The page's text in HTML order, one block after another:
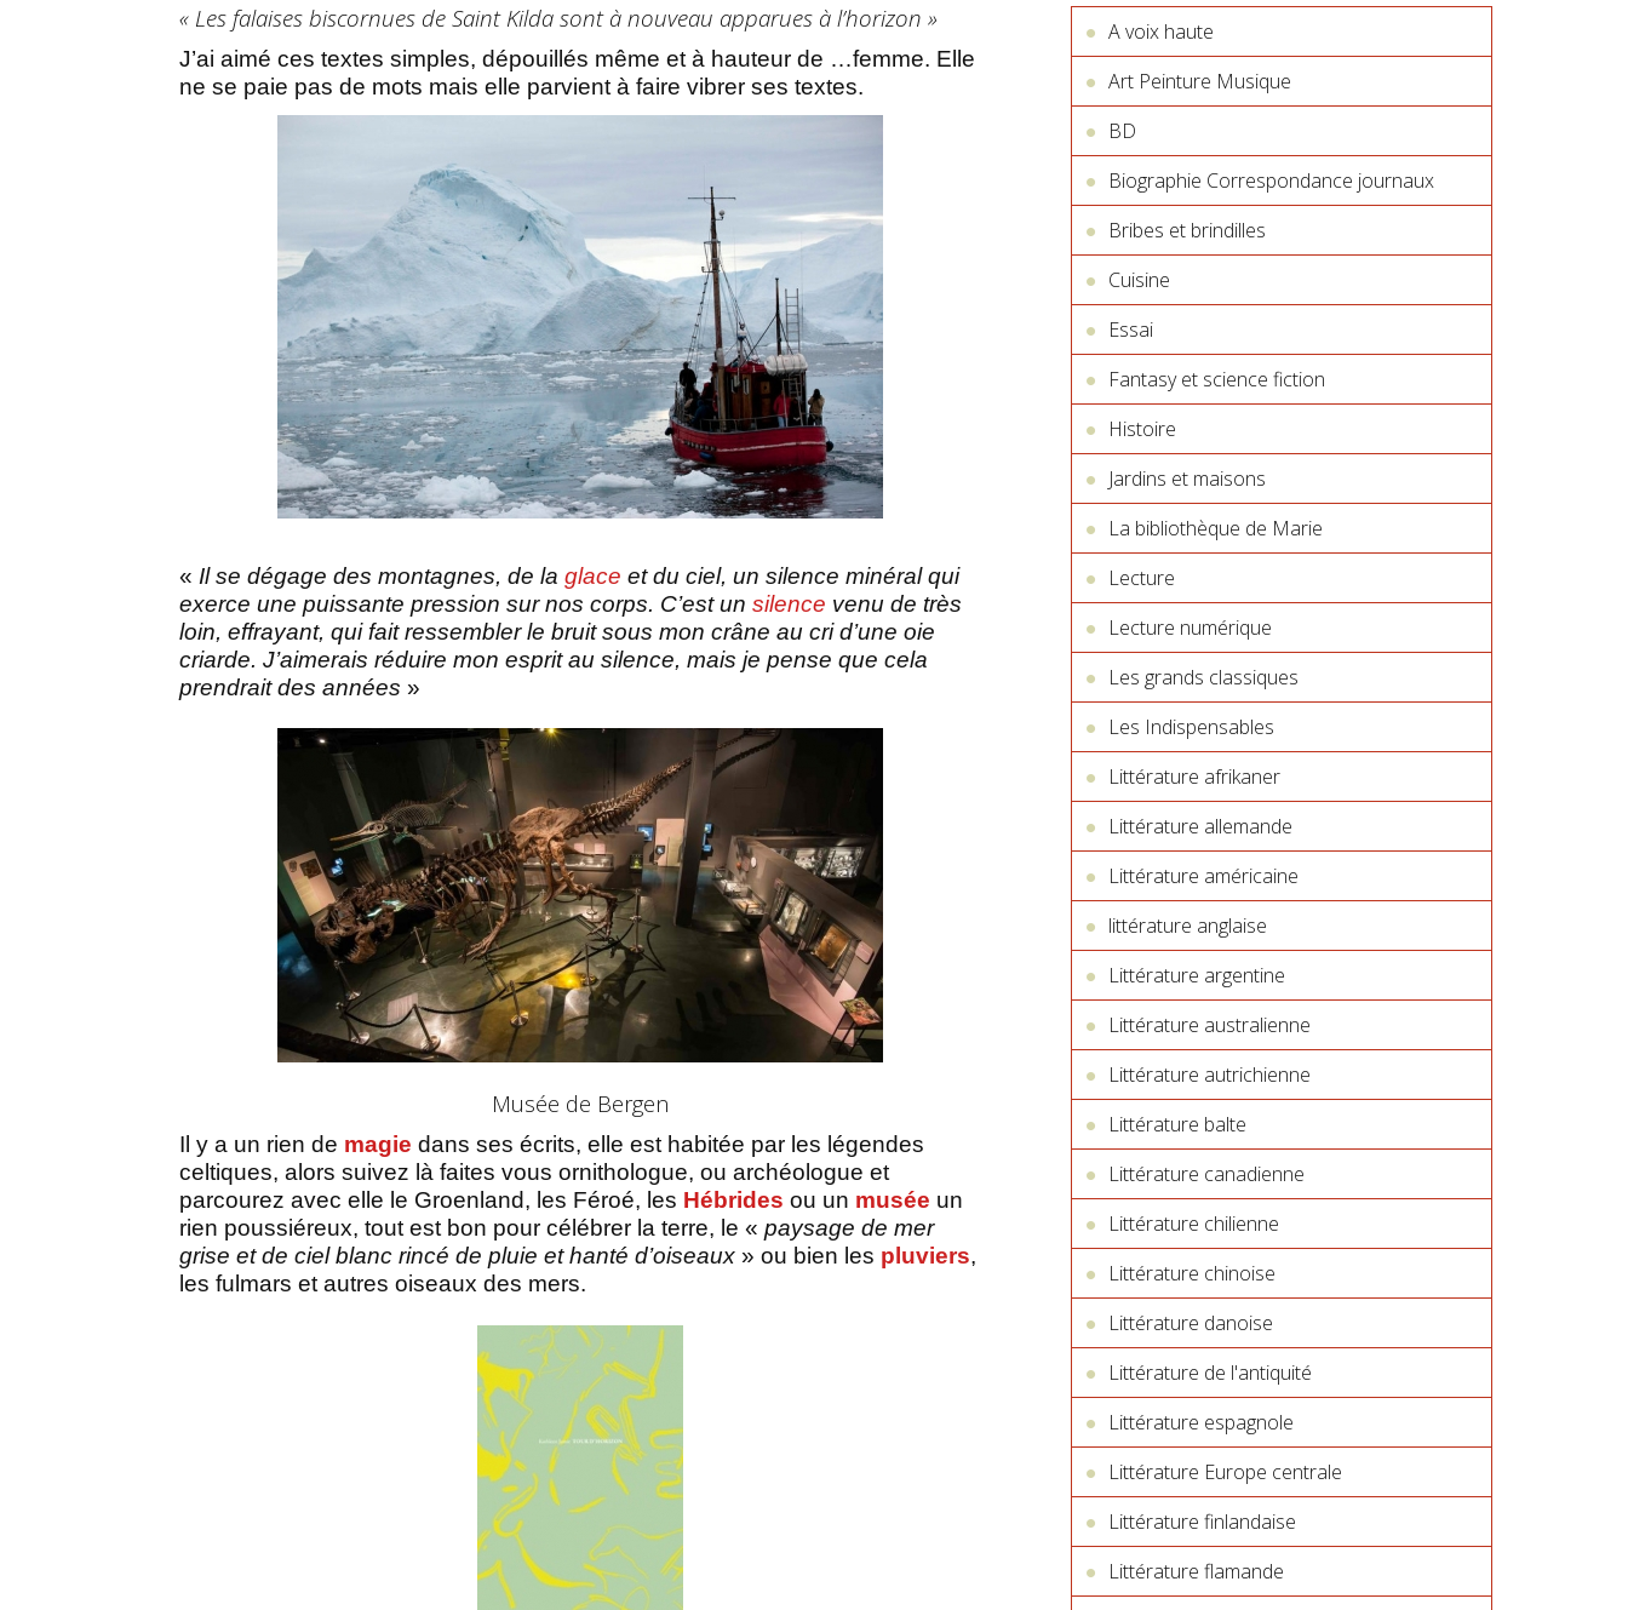
« Les falaises biscornues de Saint Kilda sont à nouveau apparues à l’horizon »
J’ai aimé ces textes simples, dépouillés même et à hauteur de …femme. Elle
ne se paie pas de mots mais elle parvient à faire vibrer ses textes.
« Il se dégage des montagnes, de la glace et du ciel, un silence minéral qui
exerce une puissante pression sur nos corps. C’est un silence ­venu de très
loin, effrayant, qui fait ressembler le bruit sous mon crâne au cri d’une oie
criarde. J’aimerais réduire mon esprit au silence, mais je pense que cela
prendrait des années »
Musée de Bergen
Il y a un rien de magie dans ses écrits, elle est habitée par les légendes
celtiques, alors suivez là faites vous ornithologue, ou archéologue et
parcourez avec elle le Groenland, les Féroé, les Hébrides ou un musée un
rien poussiéreux, tout est bon pour célébrer la terre, le « paysage de mer
grise et de ciel blanc rincé de pluie et hanté d’oiseaux » ou bien les pluviers,
les fulmars et autres oiseaux des mers.
A voix haute
Art Peinture Musique
BD
Biographie Correspondance journaux
Bribes et brindilles
Cuisine
Essai
Fantasy et science fiction
Histoire
Jardins et maisons
La bibliothèque de Marie
Lecture
Lecture numérique
Les grands classiques
Les Indispensables
Littérature afrikaner
Littérature allemande
Littérature américaine
littérature anglaise
Littérature argentine
Littérature australienne
Littérature autrichienne
Littérature balte
Littérature canadienne
Littérature chilienne
Littérature chinoise
Littérature danoise
Littérature de l'antiquité
Littérature espagnole
Littérature Europe centrale
Littérature finlandaise
Littérature flamande